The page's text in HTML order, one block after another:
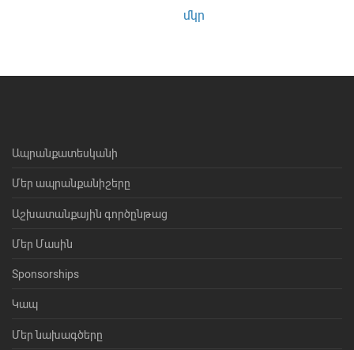
մկր
Ապրանքատեսկանի
Մեր ապրանքանիշերը
Աշխատանքային գործընթաց
Մեր Մասին
Sponsorships
Կապ
Մեր նախագծերը